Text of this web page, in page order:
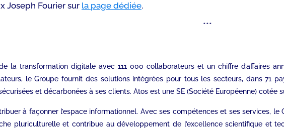
Joseph Fourier sur la page dédiée.
***
la transformation digitale avec 111 000 collaborateurs et un chiffre d’affaires
le Groupe fournit des solutions intégrées pour tous les secteurs, dans 71
et décarbonées à ses clients. Atos est une SE (Société Européenne) cotée
à façonner l’espace informationnel. Avec ses compétences et ses services,
pluriculturelle et contribue au développement de l’excellence scientifique et